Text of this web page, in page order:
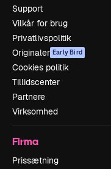
Support
Vilkår for brug
Privatlivspolitik
Originaler Early Bird
Cookies politik
Tillidscenter
Partnere
Virksomhed
Firma
Prissætning